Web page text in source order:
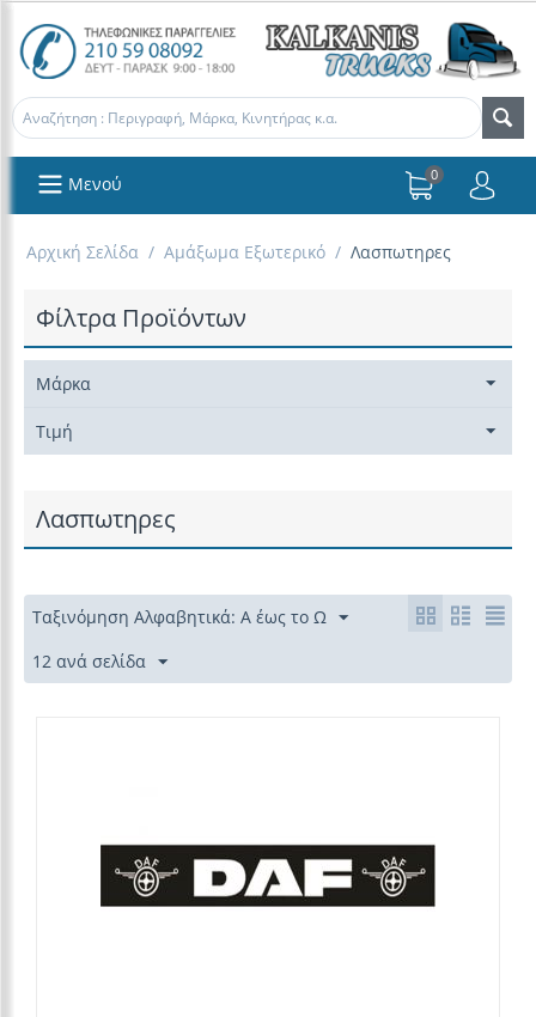
Μενού 0
Αρχική Σελίδα / Αμάξωμα Εξωτερικό / Λασπωτηρες
Φίλτρα Προϊόντων
Μάρκα
Τιμή
Λασπωτηρες
Ταξινόμηση Αλφαβητικά: Α έως το Ω
12 ανά σελίδα